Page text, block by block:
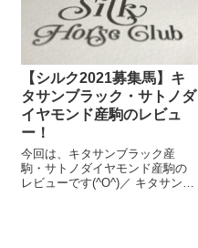
【シルク2021募集馬】キ
タサンブラック・サトノダ
イヤモンド産駒のレビュ
ー！
今回は、キタサンブラック産
駒・サトノダイヤモンド産駒の
レビューです(^O^)／ キタサンブ